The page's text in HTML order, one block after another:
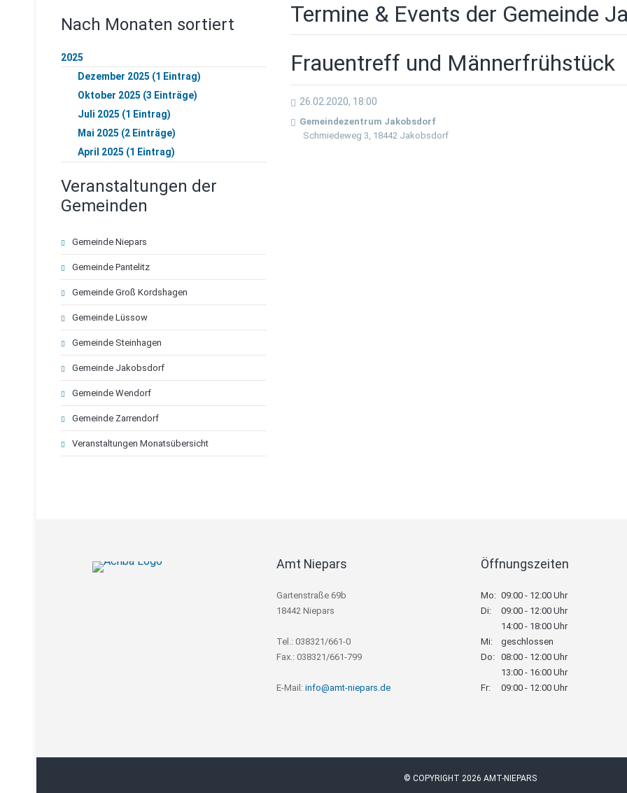
Termine & Events der Gemeinde
Frauentreff und Männerfrühstück
26.02.2020, 18:00
Gemeindezentrum Jakobsdorf
Schmiedeweg 3, 18442 Jakobsdorf
Nach Monaten sortiert
2025
Dezember 2025 (1 Eintrag)
Oktober 2025 (3 Einträge)
Juli 2025 (1 Eintrag)
Mai 2025 (2 Einträge)
April 2025 (1 Eintrag)
Veranstaltungen der
Gemeinden
Navigation
überspringen
Gemeinde Niepars
Gemeinde Pantelitz
Gemeinde Groß Kordshagen
Gemeinde Lüssow
Gemeinde Steinhagen
Gemeinde Jakobsdorf
Gemeinde Wendorf
Gemeinde Zarrendorf
Veranstaltungen Monatsübersicht
Amt Niepars
Gartenstraße 69b
18442 Niepars
Tel.: 038321/661-0
Fax.: 038321/661-799
E-Mail: info@amt-niepars.de
Öffnungszeiten
Mo: 09:00 - 12:00 Uhr
Di:
09:00 - 12:00 Uhr
14:00 - 18:00 Uhr
Mi:
geschlossen
Do: 08:00 - 12:00 Uhr
13:00 - 16:00 Uhr
Fr:
09:00 - 12:00 Uhr
© COPYRIGHT 2026 AMT-NIEPARS